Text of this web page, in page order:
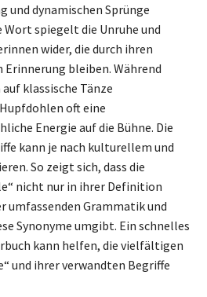
und dynamischen Sprünge
Wort spiegelt die Unruhe und
wider, die durch ihren
bleiben. Während
klassische Tänze
oft eine
Energie auf die Bühne. Die
kann je nach kulturellem und
So zeigt sich, dass die
nicht nur in ihrer Definition
umfassenden Grammatik und
Synonyme umgibt. Ein schnelles
kann helfen, die vielfältigen
und ihrer verwandten Begriffe